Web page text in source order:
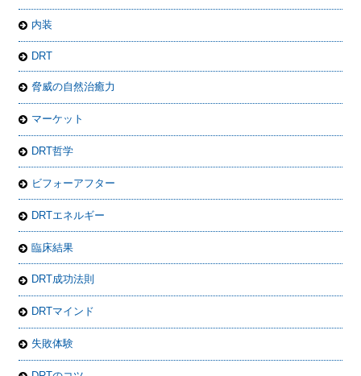
内装
DRT
脅威の自然治癒力
マーケット
DRT哲学
ビフォーアフター
DRTエネルギー
臨床結果
DRT成功法則
DRTマインド
失敗体験